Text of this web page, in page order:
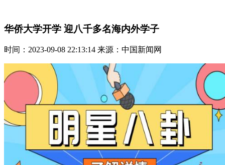
华侨大学开学 迎八千多名海内外学子
时间：2023-09-08 22:13:14 来源：中国新闻网